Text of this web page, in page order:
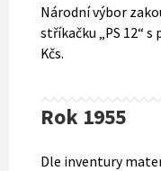
Národní výbor
stříkačku „PS 12“
Kčs.
Rok 1955
Dle inventury